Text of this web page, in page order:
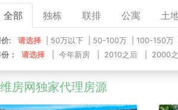
全部 独栋 联排 公寓 土
: 请选择 50万以下 50-100万 100-150万
：
请选择 今年新房 2010之后 2000
维房网独家代理房源